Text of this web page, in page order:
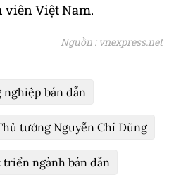
viên Việt Nam.
Nguồn : vnexpress.net
nghiệp bán dẫn
tướng Nguyễn Chí Dũng
ngành bán dẫn